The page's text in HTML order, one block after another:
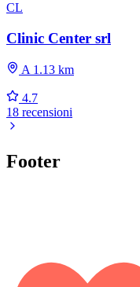
CL
Clinic Center srl
A 1.13 km
4.7
18 recensioni
Footer